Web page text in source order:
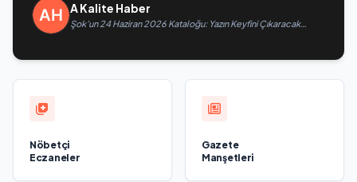
A Kalite Haber
Şok’un 24 Haziran 2026 Kataloğu: Yazın Keyfini Çıkaracak
Nöbetçi
Eczaneler
Gazete
Manşetleri